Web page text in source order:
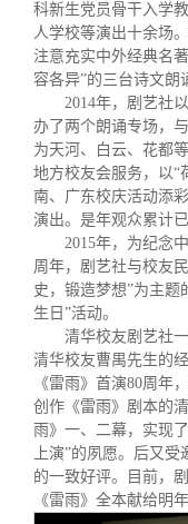
科新生党员骨干入学
人学校等演出十余场
注意充实中外经典名
容各异”的三台诗文朗
2014年，剧艺社
办了两个朗诵专场，
为天河、白云、花都
地方校友会服务，以“
南、广东校庆活动添
演出。是年观众累计
2015年，为纪念
周年，剧艺社与校友
史，锻造梦想”为主题
生日”活动。
清华校友剧艺社
清华校友曹禺先生的
《雷雨》首演80周年
创作《雷雨》剧本的
雨》一、二幕，实现
上演”的夙愿。后又
的一致好评。目前，
《雷雨》全本献给明